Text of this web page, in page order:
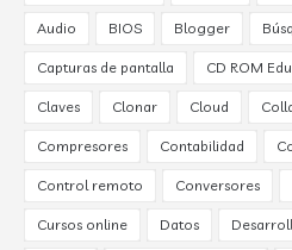
Audio BIOS Blogger
Capturas de pantalla CD ROM
Claves Clonar Cloud
Compresores Contabilidad
Control remoto Conversores
Cursos online Datos